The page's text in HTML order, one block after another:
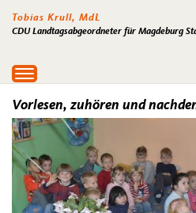
Tobias Krull, MdL
CDU Landtagsabgeordneter für Magdeburg
Toggle
navigation
Vorlesen, zuhören und